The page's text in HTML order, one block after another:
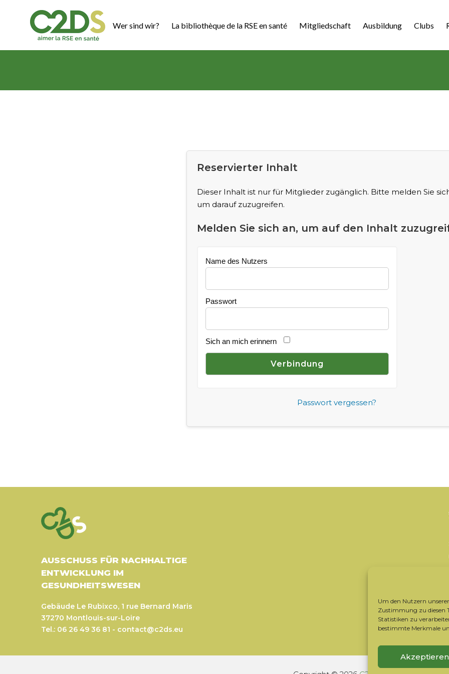
Um den Nutzern
Zustimmung zu diesen
Statistiken zu
bestimmte Merkmale
Akzeptieren
springen
Wer sind wir? La bibliothèque de la RSE en santé Mitgliedschaft Ausbildung Clubs
Reservierter Inhalt
Dieser Inhalt ist nur für Mitglieder zugänglich. Bitte melden Sie
um darauf zuzugreifen.
Melden Sie sich an, um auf den Inhalt
Name des Nutzers
Passwort
Sich an mich erinnern
Passwort vergessen?
AUSSCHUSS FÜR NACHHALTIGE
ENTWICKLUNG IM
GESUNDHEITSWESEN
Gebäude Le Rubixco, 1 rue Bernard Maris
37270 Montlouis-sur-Loire
Tel.: 06 26 49 36 81 - contact@c2ds.eu